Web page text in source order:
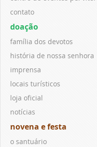
contato
doação
família dos devotos
história de nossa senhora
imprensa
locais turísticos
loja oficial
notícias
novena e festa
o santuário